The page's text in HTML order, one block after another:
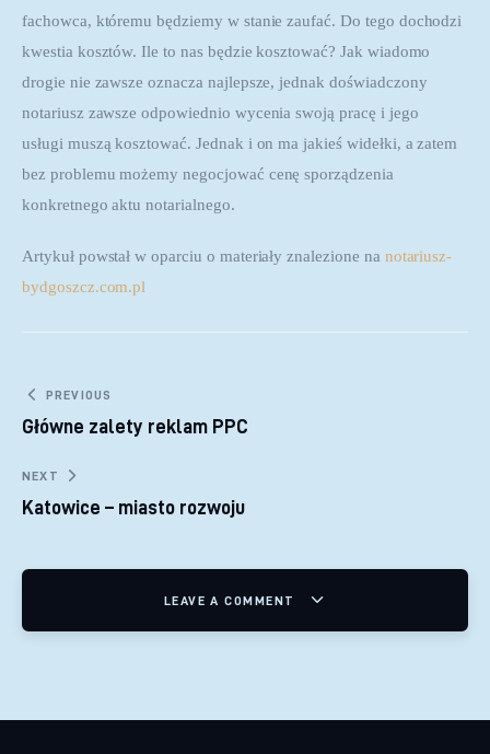
fachowca, któremu będziemy w stanie zaufać. Do tego dochodzi
kwestia kosztów. Ile to nas będzie kosztować? Jak wiadomo
drogie nie zawsze oznacza najlepsze, jednak doświadczony
notariusz zawsze odpowiednio wycenia swoją pracę i jego
usługi muszą kosztować. Jednak i on ma jakieś widełki, a zatem
bez problemu możemy negocjować cenę sporządzenia
konkretnego aktu notarialnego.
Artykuł powstał w oparciu o materiały znalezione na notariusz-
bydgoszcz.com.pl
Nawigacja wpisu
PREVIOUS
Główne zalety reklam PPC
NEXT
Katowice – miasto rozwoju
LEAVE A COMMENT